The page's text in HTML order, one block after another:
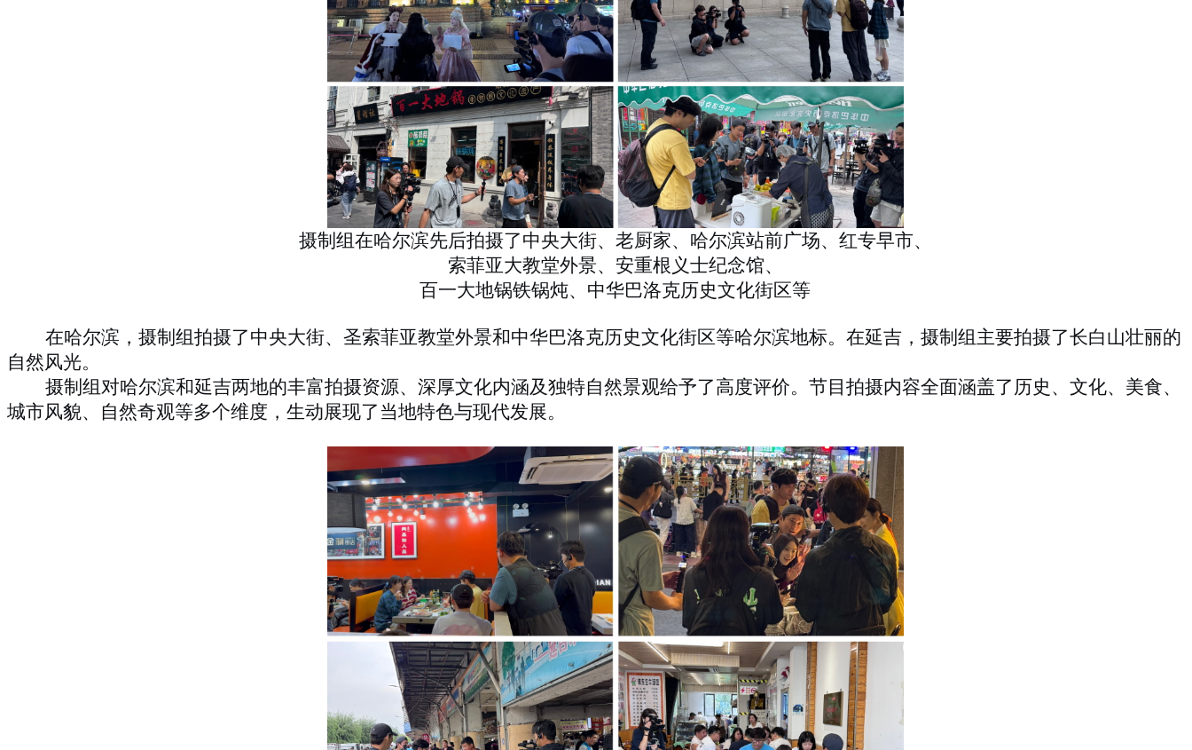
摄制组在哈尔滨先后拍摄了中央大街、老厨家、哈尔滨站前广场、红专早市、
索菲亚大教堂外景、安重根义士纪念馆、
百一大地锅铁锅炖、中华巴洛克历史文化街区等
在哈尔滨 ，摄制组拍摄了中央大街、 圣索菲亚教堂外景和中华巴洛克历史文化街区等哈尔滨地标。在延吉，摄制组主要拍摄了长白山壮丽的
自然风光。
摄制组对哈尔滨和延吉两地的丰富拍摄资源、深厚文化内涵及独特自然景观给予了高度评价。节目拍摄内容全面涵盖了历史、文化、美食、
城市风貌、自然奇观等多个维度，生动展现了当地特色与现代发展。